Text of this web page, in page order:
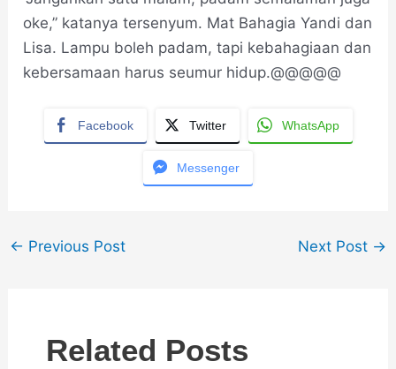
oke,” katanya tersenyum. Mat Bahagia Yandi dan
Lisa. Lampu boleh padam, tapi kebahagiaan dan
kebersamaan harus seumur hidup.@@@@@
Facebook Twitter WhatsApp
Messenger
← Previous Post Next Post →
Related Posts